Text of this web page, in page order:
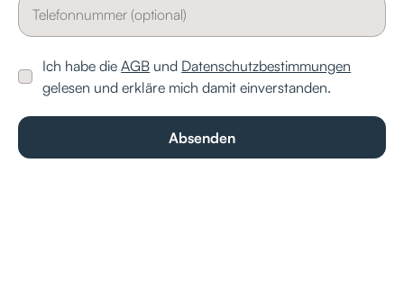
Ich habe dieAGB und Datenschutzbestimmungen
gelesen und erkläre mich damit einverstanden.